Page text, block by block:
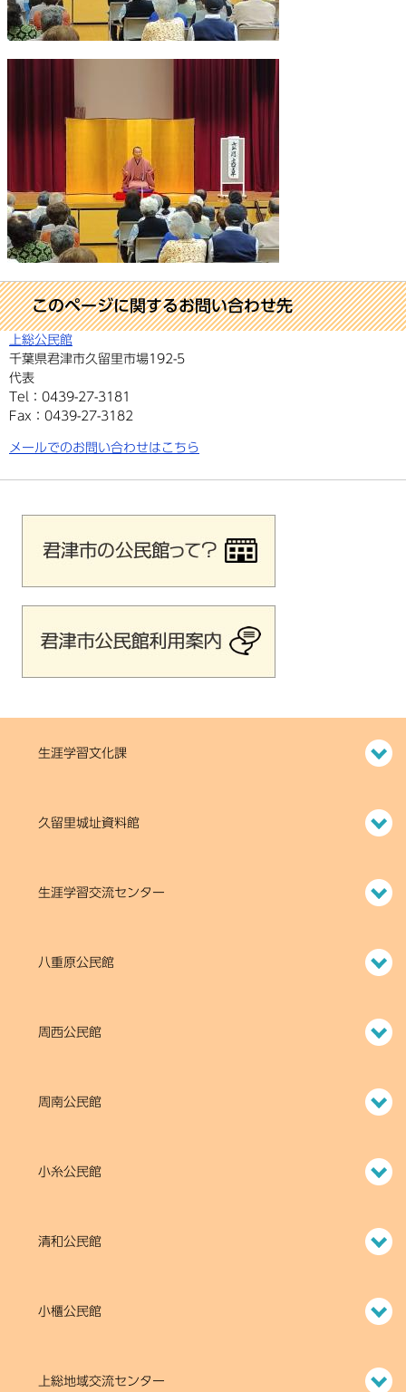
生涯学習文化課
久留里城址資料館
生涯学習交流センター
八重原公民館
周西公民館
周南公民館
小糸公民館
清和公民館
小櫃公民館
上総地域交流センター
このページに関するお問い合わせ先
上総公民館
代表
千葉県君津市久留里市場192-5
Tel：0439-27-3181
Fax：0439-27-3182
メールでのお問い合わせはこちら